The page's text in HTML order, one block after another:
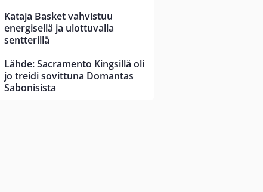
Kataja Basket vahvistuu
energisellä ja ulottuvalla
sentterillä
Lähde: Sacramento Kingsillä oli
jo treidi sovittuna Domantas
Sabonisista